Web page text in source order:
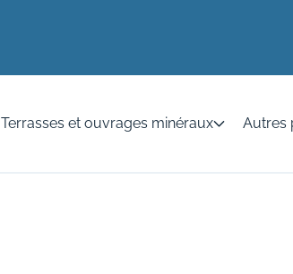
Terrasses et ouvrages minéraux Autres